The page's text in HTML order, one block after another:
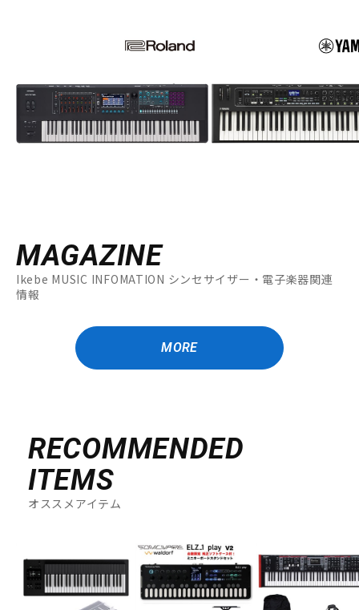
DTM オンライン納品 レコーディング機器
MAGAZINE
Ikebe MUSIC INFOMATION シンセサイザー・電子楽器関連
情報
MORE
RECOMMENDED
ITEMS
オススメアイテム